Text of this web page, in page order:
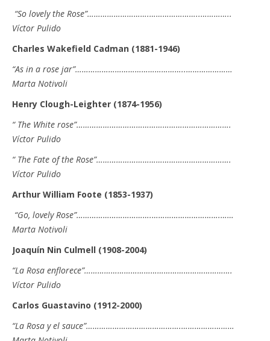
“So lovely the Rose”……………………….…………………..…………..
Víctor Pulido
Charles Wakefield Cadman (1881-1946)
“As in a rose jar”…………………………………………..…………………
Marta Notivoli
Henry Clough-Leighter (1874-1956)
“ The White rose”…………………………………………………………….
Víctor Pulido
“ The Fate of the Rose”…………………………………………………….
Víctor Pulido
Arthur William Foote (1853-1937)
“Go, lovely Rose”…………………………….………………………….……
Marta Notivoli
Joaquín Nin Culmell (1908-2004)
“La Rosa enflorece”………………………………………………………….
Víctor Pulido
Carlos Guastavino (1912-2000)
“La Rosa y el sauce”…………………………………….……………………